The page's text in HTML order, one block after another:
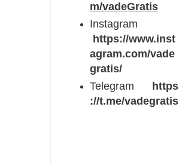
m/vadeGratis
Instagram
https://www.inst
agram.com/vade
gratis/
Telegram
https
://t.me/vadegratis